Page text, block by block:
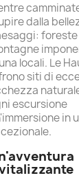
dalla
locali. Le
siti di
escursione
in